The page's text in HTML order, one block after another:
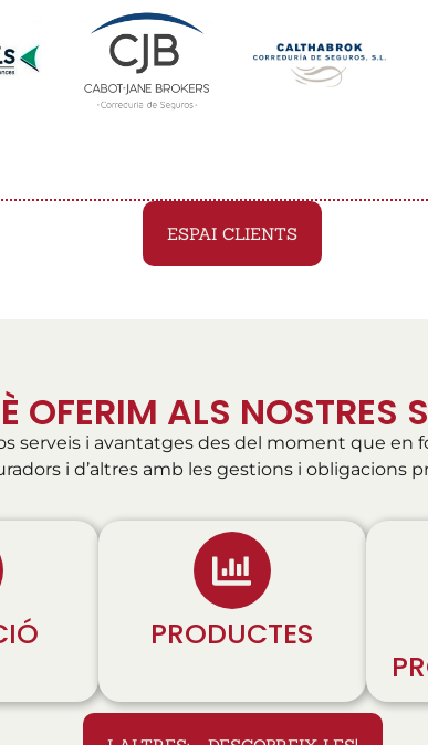
ESPAI CLIENTS
OFERIM ALS NOSTRES
serveis i avantatges des del moment que en
i d’altres amb les gestions i obligacions
PRODUCTES